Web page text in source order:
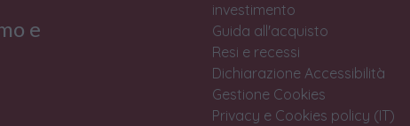
e
investimento
Guida all'acquisto
Resi e recessi
Dichiarazione Accessibilità
Gestione Cookies
Privacy e Cookies policy (IT)